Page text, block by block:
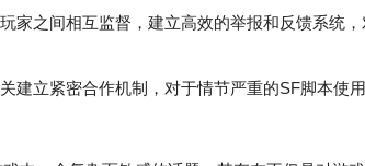
之间相互监督，建立高效的举报和反馈系统，
立紧密合作机制，对于情节严重的SF脚本使用